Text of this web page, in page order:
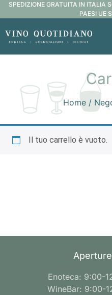
SPEDIZIONE GRATUITA IN ITALIA
PAESI UE
Home/
Il tuo carrello è vuoto.
Enoteca: 9:00-
WineBar: 9:00-